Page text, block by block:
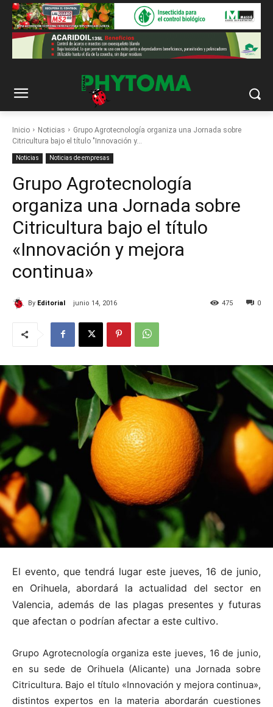
Inicio Noticias
Grupo Agrotecnología organiza una Jornada sobre
Citricultura bajo el título "Innovación y...
Noticias Noticias de empresas
Grupo Agrotecnología
organiza una Jornada sobre
Citricultura bajo el título
«Innovación y mejora
continua»
By Editorial junio 14, 2016 0
475
El evento, que tendrá lugar este jueves, 16 de junio,
en Orihuela, abordará la actualidad del sector en
Valencia, además de las plagas presentes y futuras
que afectan o podrían afectar a este cultivo.
Grupo Agrotecnología organiza este jueves, 16 de junio,
en su sede de Orihuela (Alicante) una Jornada sobre
Citricultura. Bajo el título «Innovación y mejora continua»,
distintos expertos en la materia abordarán cuestiones